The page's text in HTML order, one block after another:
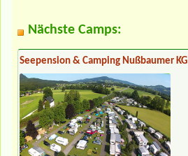
Nächste Camps:
Seepension & Camping Nußbaumer KG